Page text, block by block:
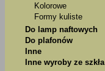
Kolorowe
Formy kuliste
Do lamp naftowych
Do plafonów
Inne
Inne wyroby ze szkła